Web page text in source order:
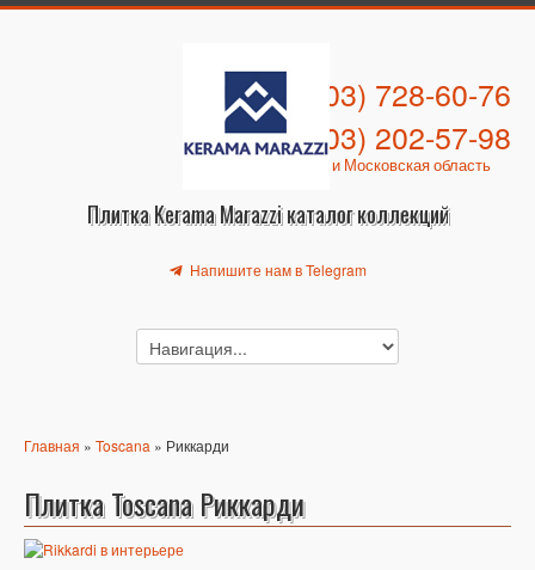
Плитка Kerama Marazzi каталог коллекций
+7 (903) 728-60-76
+7 (903) 202-57-98
Москва и Московская область
Напишите нам в Telegram
Главная » Toscana » Риккарди
Плитка Toscana Риккарди